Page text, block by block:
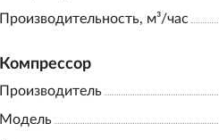
Производительность, м³/час
Компрессор
Производитель
Модель